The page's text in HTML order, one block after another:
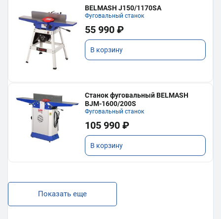
BELMASH J150/1170SA
Фуговальный станок
55 990 ₽
В корзину
Станок фуговальный BELMASH
BJM-1600/200S
Фуговальный станок
105 990 ₽
В корзину
Показать еще